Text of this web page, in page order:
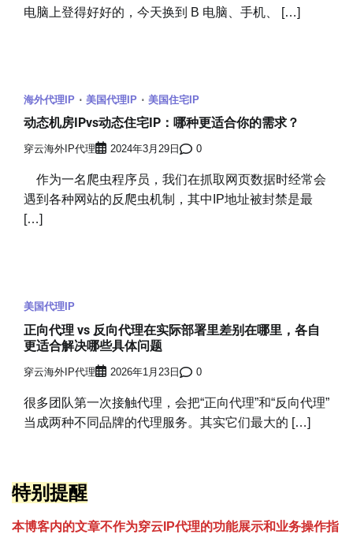
电脑上登得好好的，今天换到 B 电脑、手机、 […]
海外代理IP 美国代理IP 美国住宅IP
动态机房IPvs动态住宅IP：哪种更适合你的需求？
穿云海外IP代理 2024年3月29日 0
作为一名爬虫程序员，我们在抓取网页数据时经常会
遇到各种网站的反爬虫机制，其中IP地址被封禁是最
[…]
美国代理IP
正向代理 vs 反向代理在实际部署里差别在哪里，各自
更适合解决哪些具体问题
穿云海外IP代理 2026年1月23日 0
很多团队第一次接触代理，会把“正向代理”和“反向代理”
当成两种不同品牌的代理服务。其实它们最大的 […]
特别提醒
本博客内的文章不作为穿云 P代理的功能展示和业务操作指